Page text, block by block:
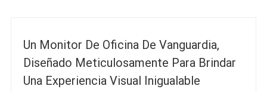
Un Monitor De Oficina De Vanguardia,
Diseñado Meticulosamente Para Brindar
Una Experiencia Visual Inigualable